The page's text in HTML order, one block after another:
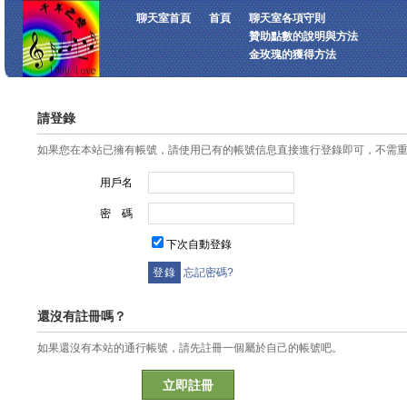
聊天室首頁 首頁
聊天室各項守則
贊助點數的說明與方法
金玫瑰的獲得方法
請登錄
如果您在本站已擁有帳號，請使用已有的帳號信息直接進行登錄即可，不需
用戶名
密 碼
下次自動登錄
忘記密碼?
還沒有註冊嗎？
如果還沒有本站的通行帳號，請先註冊一個屬於自己的帳號吧。
立即註冊